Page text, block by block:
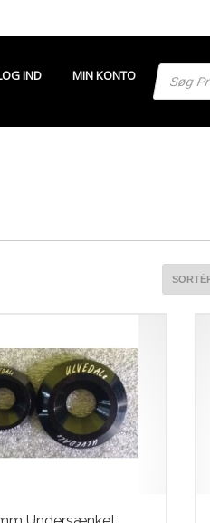
IND MIN KONTO
Products
search